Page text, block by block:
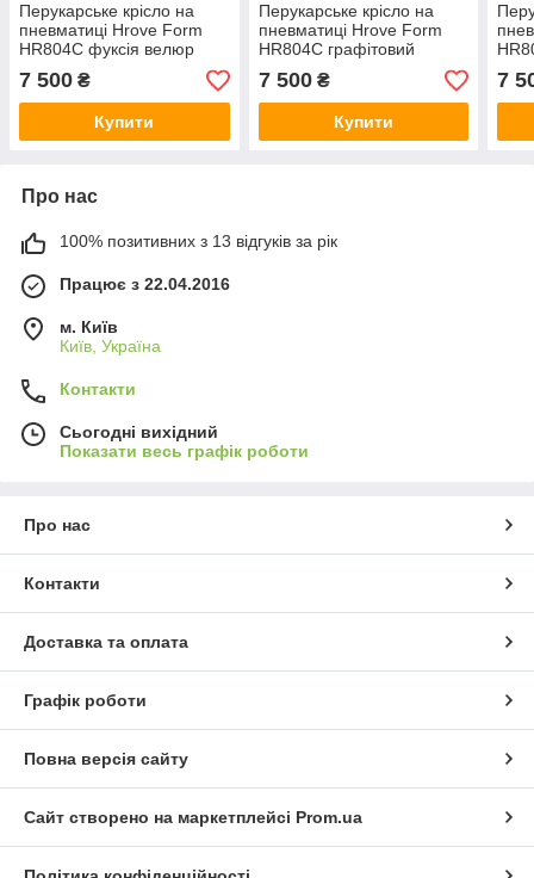
Перукарське крісло на
пневматиці Hrove Form
HR804C фуксія велюр
золота основа
7 500 ₴
Купити
Перукарське крісло на
пневматиці Hrove Form
HR804C графітовий
велюр золота основа
7 500₴
Купити
7
Про нас
100% позитивних з 13 відгуків за рік
Працює з 22.04.2016
м. Київ
Київ, Україна
Контакти
Сьогодні вихідний
Показати весь графік роботи
Про нас
Контакти
Доставка та оплата
Графік роботи
Повна версія сайту
Сайт створено на маркетплейсі Prom.ua